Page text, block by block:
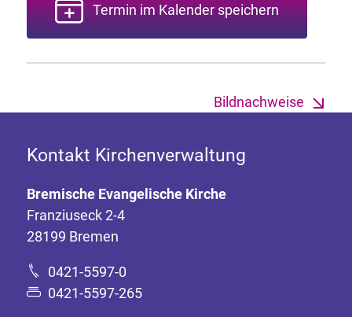
Termin im Kalender speichern
Bildnachweise
Kontakt Kirchenverwaltung
Bremische Evangelische Kirche
Franziuseck 2-4
28199 Bremen
0421-5597-0
0421-5597-265